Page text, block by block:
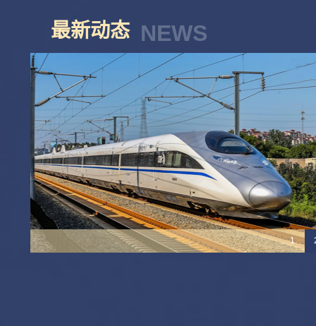
最新动态 NEWS
1